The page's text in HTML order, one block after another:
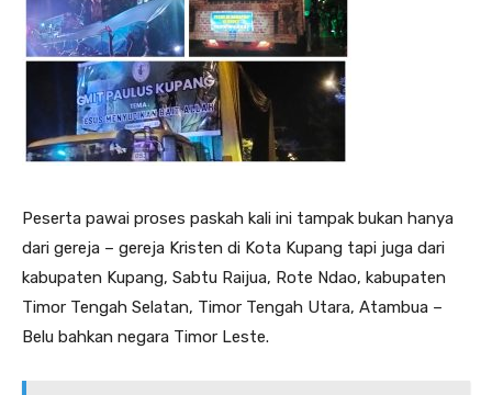
Peserta pawai proses paskah kali ini tampak bukan hanya
dari gereja – gereja Kristen di Kota Kupang tapi juga dari
kabupaten Kupang, Sabtu Raijua, Rote Ndao, kabupaten
Timor Tengah Selatan, Timor Tengah Utara, Atambua –
Belu bahkan negara Timor Leste.